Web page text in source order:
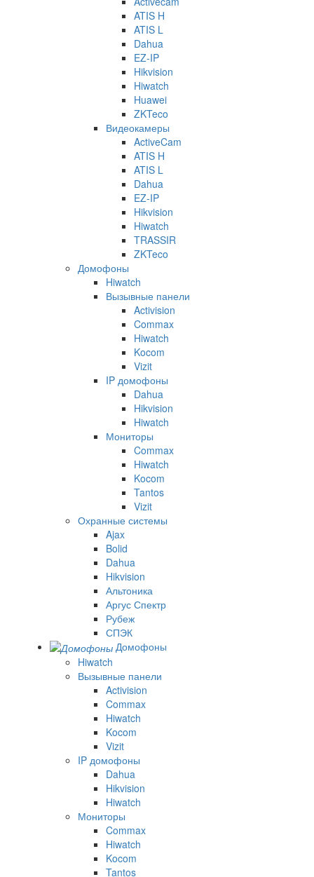
ATIS H
ATIS L
Dahua
EZ-IP
Hikvision
Hiwatch
Huawei
ZKTeco
Видеокамеры
ActiveCam
ATIS H
ATIS L
Dahua
EZ-IP
Hikvision
Hiwatch
TRASSIR
ZKTeco
Домофоны
Hiwatch
Вызывные панели
Activision
Commax
Hiwatch
Kocom
Vizit
IP домофоны
Dahua
Hikvision
Hiwatch
Мониторы
Commax
Hiwatch
Kocom
Tantos
Vizit
Охранные системы
Ajax
Bolid
Dahua
Hikvision
Альтоника
Аргус Спектр
Рубеж
СПЭК
Домофоны
Hiwatch
Вызывные панели
Activision
Commax
Hiwatch
Kocom
Vizit
IP домофоны
Dahua
Hikvision
Hiwatch
Мониторы
Commax
Hiwatch
Kocom
Tantos